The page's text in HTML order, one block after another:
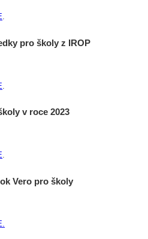
.
pro školy z IROP
v roce 2023
Vero pro školy